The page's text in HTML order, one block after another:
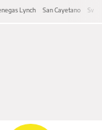
Lynch San Cayetano